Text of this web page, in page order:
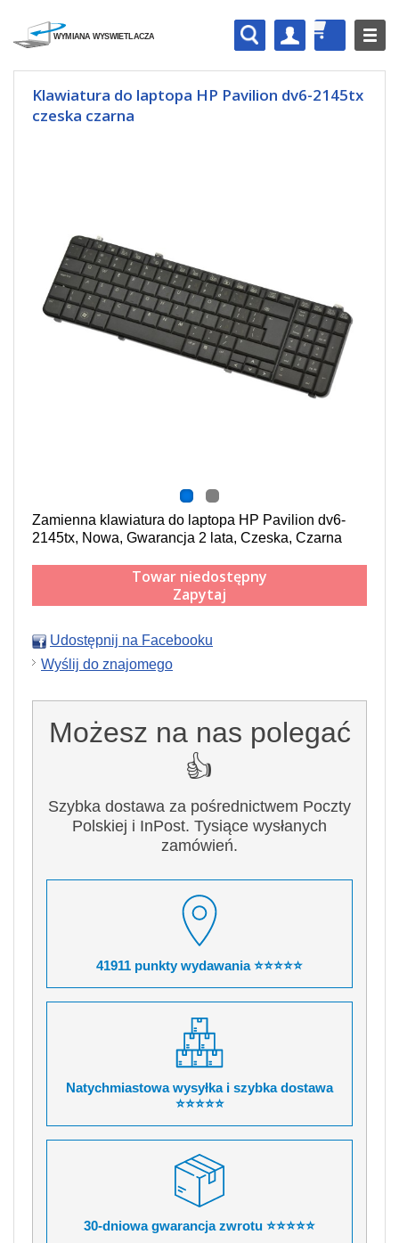
Klawiatura do laptopa HP Pavilion dv6-2145tx
czeska czarna
Zamienna klawiatura do laptopa HP Pavilion dv6-
2145tx, Nowa, Gwarancja 2 lata, Czeska, Czarna
Towar niedostępny
Zapytaj
Udostępnij na Facebooku
Wyślij do znajomego
Możesz na nas polegać
👍
Szybka dostawa za pośrednictwem Poczty
Polskiej i InPost. Tysiące wysłanych
zamówień.
41911 punkty wydawania ⭐⭐⭐⭐⭐
Natychmiastowa wysyłka i szybka dostawa
⭐⭐⭐⭐⭐
30-dniowa gwarancja zwrotu ⭐⭐⭐⭐⭐